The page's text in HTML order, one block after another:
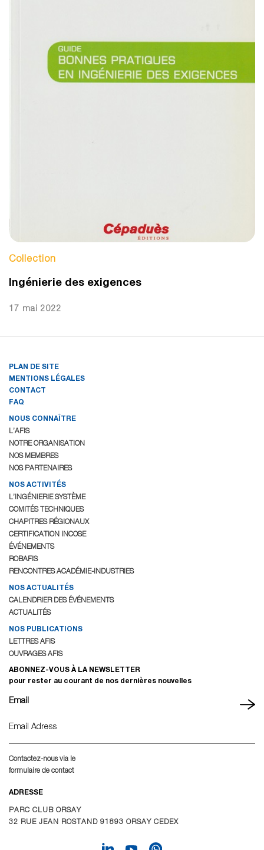
Collection
Ingénierie des exigences
17 mai 2022
PLAN DE SITE
MENTIONS LÉGALES
CONTACT
FAQ
NOUS CONNAÎTRE
L’AFIS
NOTRE ORGANISATION
NOS MEMBRES
NOS PARTENAIRES
NOS ACTIVITÉS
L’INGÉNIERIE SYSTÈME
COMITÉS TECHNIQUES
CHAPITRES RÉGIONAUX
CERTIFICATION INCOSE
ÉVÉNEMENTS
ROBAFIS
RENCONTRES ACADÉMIE-INDUSTRIES
NOS ACTUALITÉS
CALENDRIER DES ÉVÉNEMENTS
ACTUALITÉS
NOS PUBLICATIONS
LETTRES AFIS
OUVRAGES AFIS
ABONNEZ-VOUS À LA NEWSLETTER
pour rester au courant de nos dernières nouvelles
Email
Contactez-nous via le
formulaire de contact
ADRESSE
PARC CLUB ORSAY
32 RUE JEAN ROSTAND 91893 ORSAY CEDEX